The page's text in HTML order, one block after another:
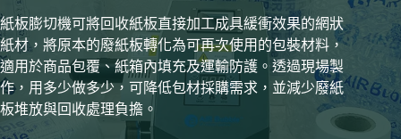
紙板膨切機可將回收紙板直接加工成具緩衝效果的網狀
紙材，將原本的廢紙板轉化為可再次使用的包裝材料，
適用於商品包覆、紙箱內填充及運輸防護。透過現場製
作，用多少做多少，可降低包材採購需求，並減少廢紙
板堆放與回收處理負擔。